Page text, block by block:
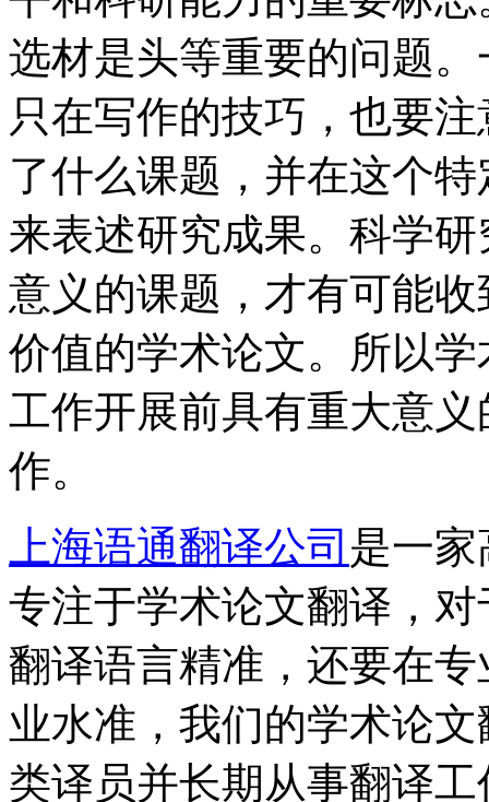
选材是头等重要的问题
只在写作的技巧，也要
了什么课题，并在这个
来表述研究成果。科学
意义的课题，才有可能
价值的学术论文。所以
工作开展前具有重大意
作。
上海语通翻译公司 是一
专注于学术论文翻译，
翻译语言精准，还要在
业水准，我们的学术论
类译员并长期从事翻译